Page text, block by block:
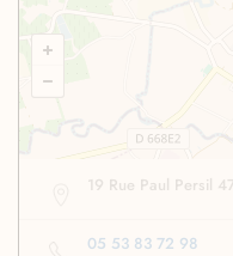
19 Rue Paul Persil
05 53 83 72 98